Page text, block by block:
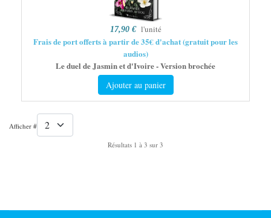
17,90 € l'unité
Frais de port offerts à partir de 35€ d'achat (gratuit pour les
audios)
Le duel de Jasmin et d'Ivoire - Version brochée
Ajouter au panier
Afficher #
Résultats 1 à 3 sur 3